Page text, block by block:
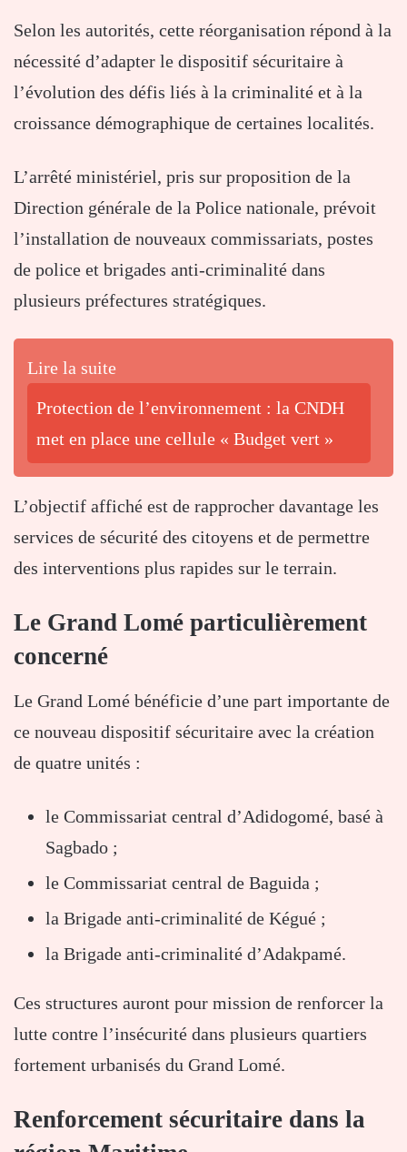
Selon les autorités, cette réorganisation répond à la
nécessité d’adapter le dispositif sécuritaire à
l’évolution des défis liés à la criminalité et à la
croissance démographique de certaines localités.
L’arrêté ministériel, pris sur proposition de la
Direction générale de la Police nationale, prévoit
l’installation de nouveaux commissariats, postes
de police et brigades anti-criminalité dans
plusieurs préfectures stratégiques.
Lire la suite
Protection de l’environnement : la CNDH
met en place une cellule « Budget vert »
L’objectif affiché est de rapprocher davantage les
services de sécurité des citoyens et de permettre
des interventions plus rapides sur le terrain.
Le Grand Lomé particulièrement
concerné
Le Grand Lomé bénéficie d’une part importante de
ce nouveau dispositif sécuritaire avec la création
de quatre unités :
le Commissariat central d’Adidogomé, basé à
Sagbado ;
le Commissariat central de Baguida ;
la Brigade anti-criminalité de Kégué ;
la Brigade anti-criminalité d’Adakpamé.
Ces structures auront pour mission de renforcer la
lutte contre l’insécurité dans plusieurs quartiers
fortement urbanisés du Grand Lomé.
Renforcement sécuritaire dans la